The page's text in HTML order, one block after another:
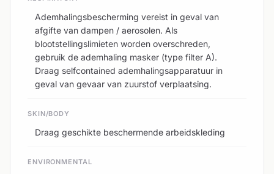
Ademhalingsbescherming vereist in geval van
afgifte van dampen / aerosolen. Als
blootstellingslimieten worden overschreden,
gebruik de ademhaling masker (type filter A).
Draag selfcontained ademhalingsapparatuur in
geval van gevaar van zuurstof verplaatsing.
SKIN/BODY
Draag geschikte beschermende arbeidskleding
ENVIRONMENTAL